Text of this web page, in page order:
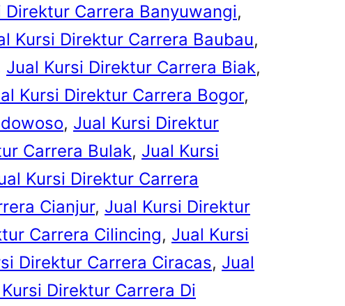
Direktur Carrera Banyuwangi
Kursi Direktur Carrera Baubau
Jual Kursi Direktur Carrera Biak
Kursi Direktur Carrera Bogor
, Jual Kursi Direktur
Carrera Bulak, Jual Kursi
Kursi Direktur Carrera
Cianjur, Jual Kursi Direktur
Carrera Cilincing, Jual Kursi
Direktur Carrera Ciracas, Jual
Direktur Carrera Di